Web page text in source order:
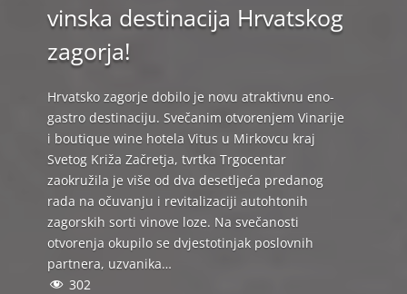
vinska destinacija Hrvatskog
zagorja!
Hrvatsko zagorje dobilo je novu atraktivnu eno-
gastro destinaciju. Svečanim otvorenjem Vinarije
i boutique wine hotela Vitus u Mirkovcu kraj
Svetog Križa Začretja, tvrtka Trgocentar
zaokružila je više od dva desetljeća predanog
rada na očuvanju i revitalizaciji autohtonih
zagorskih sorti vinove loze. Na svečanosti
otvorenja okupilo se dvjestotinjak poslovnih
partnera, uzvanika…
302